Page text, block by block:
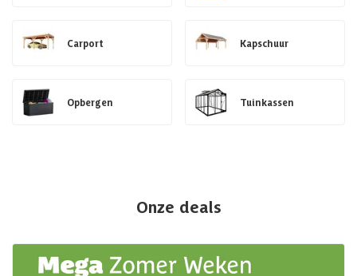
Carport Kapschuur
Opbergen Tuinkassen
Onze deals